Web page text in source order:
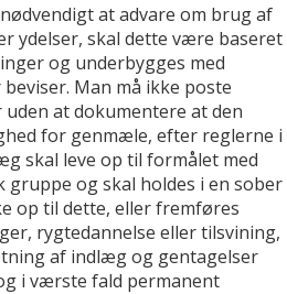
at advare om brug af
ydelser, skal dette være baseret
og underbygges med
Man må ikke poste
at dokumentere at den
for genmæle, efter reglerne i
skal leve op til formålet med
gruppe og skal holdes i en sober
op til dette, eller fremføres
rygtedannelse eller tilsvining,
af indlæg og gentagelser
i værste fald permanent